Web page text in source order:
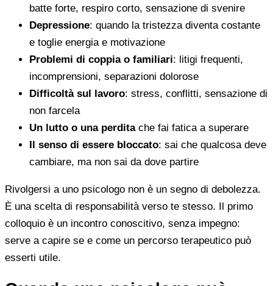
batte forte, respiro corto, sensazione di svenire
Depressione: quando la tristezza diventa costante
e toglie energia e motivazione
Problemi di coppia o familiari: litigi frequenti,
incomprensioni, separazioni dolorose
Difficoltà sul lavoro: stress, conflitti, sensazione di
non farcela
Un lutto o una perditache fai fatica a superare
Il senso di essere bloccato: sai che qualcosa deve
cambiare, ma non sai da dove partire
Rivolgersi a uno psicologo non è un segno di debolezza.
È una scelta di responsabilità verso te stesso. Il primo
colloquio è un incontro conoscitivo, senza impegno:
serve a capire se e come un percorso terapeutico può
esserti utile.